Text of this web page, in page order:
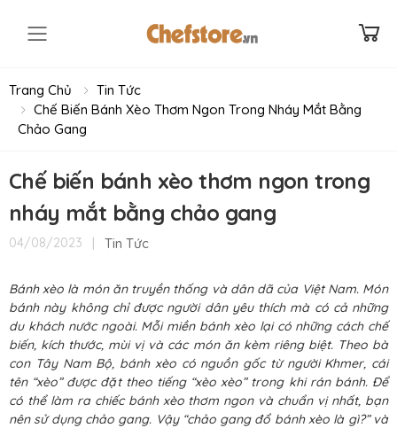
Toggle mobile menu
Trang Chủ
Tin Tức
Chế Biến Bánh Xèo Thơm Ngon Trong Nháy Mắt Bằng
Chảo Gang
Chế biến bánh xèo thơm ngon trong
nháy mắt bằng chảo gang
04/08/2023 | Tin Tức
Bánh xèo là món ăn truyền thống và dân dã của Việt Nam. Món
bánh này không chỉ được người dân yêu thích mà có cả những
du khách nước ngoài. Mỗi miền bánh xèo lại có những cách chế
biến, kích thước, mùi vị và các món ăn kèm riêng biệt. Theo bà
con Tây Nam Bộ, bánh xèo có nguồn gốc từ người Khmer, cái
tên “xèo” được đặt theo tiếng “xèo xèo” trong khi rán bánh. Để
có thể làm ra chiếc bánh xèo thơm ngon và chuẩn vị nhất, bạn
nên sử dụng chảo gang. Vậy “chảo gang đổ bánh xèo là gì?” và